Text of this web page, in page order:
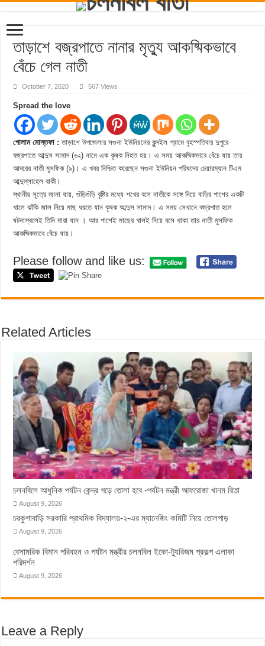
তাড়াশে বজ্রপাতে নানার মৃত্যু আকষ্মিকভাবে
বেঁচে গেল নাতী
October 7, 2020 567 Views
Spread the love
গোলাম মোস্তফা : তাড়াশে উপজেলার সগুনা ইউনিয়নের কুন্দইল গ্রামে বৃহস্পতিবার দুপুরে
বজ্রপাতে আব্দুস সামাদ (৬২) নামে এক কৃষক নিহত হয়। এ সময় আকষ্মিকভাবে বেঁচে যায় তার
আদরের নাতী মুসফিক (৯)। এ খবর নিশ্চিত করেছেন সগুনা ইউনিয়ন পরিষদের চেয়ারম্যান টিএম
আব্দুল্লাহেল বাকী।
স্থানীয় সূত্রে জানা যায়, গুঁড়িগুঁড়ি বৃষ্টির মধ্যে শখের বসে নাতীকে সঙ্গে নিয়ে বাড়ির পাশের একটি
খালে ঝাঁকি জাল নিয়ে মাছ ধরতে যান কৃষক আব্দুস সামাদ। এ সময় সেখানে বজ্রপাত হলে
ঘটনাস্থলেই তিনি মারা যান । আর পাশেই মাছের খালই নিয়ে বসে থাকা তার নাতী মুসফিক
আকষ্মিকভাবে বেঁচে যায়।
Please follow and like us:
Related Articles
চলনবিলে আধুনিক পর্যটন কেন্দ্র গড়ে তোলা হবে -পর্যটন মন্ত্রী আফরোজা খানম রিতা
August 9, 2026
চরকুশাবাড়ি সরকারি প্রাথমিক বিদ্যালয়-২-এর ম্যানেজিং কমিটি নিয়ে তোলপাড়
August 9, 2026
বেসামরিক বিমান পরিবহন ও পর্যটন মন্ত্রীর চলনবিল ইকো-ট্যুরিজম প্রকল্প এলাকা
পরিদর্শন
August 9, 2026
Leave a Reply